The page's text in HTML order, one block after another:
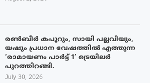
രൺബീർ കപൂറും, സായി പല്ലവിയും,
യഷും പ്രധാന വേഷത്തിൽ എത്തുന്ന
‘രാമായണം പാർട്ട് 1’ ട്രെയിലർ
പുറത്തിറങ്ങി.
July 30, 2026